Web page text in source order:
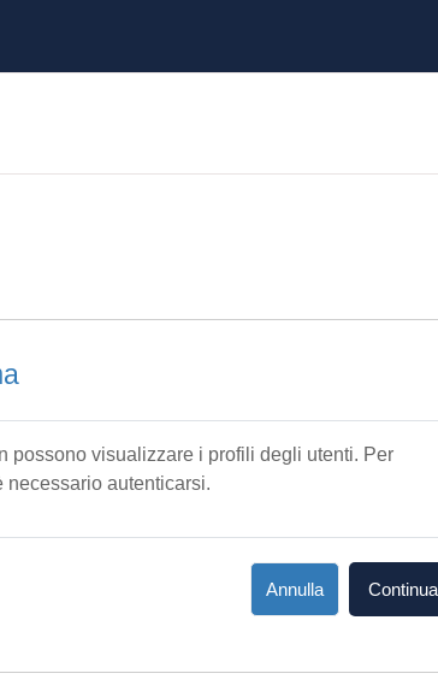
possono visualizzare i profili degli utenti. Per
necessario autenticarsi.
Annulla Continua